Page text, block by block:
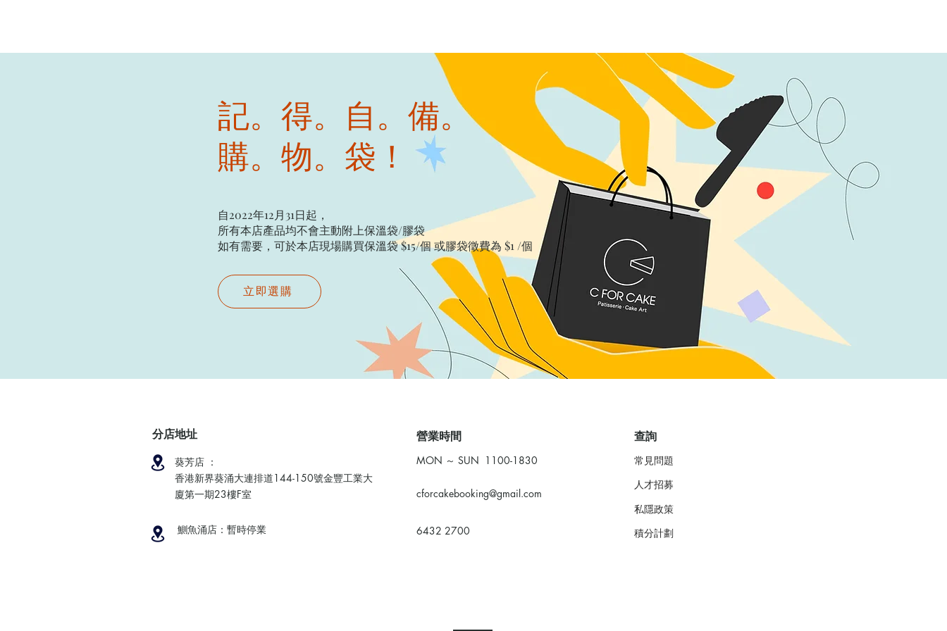
記。得。自。備。
購。物。袋！
自2022年12月31日起，
所有本店產品均不會主動附上保溫袋/膠袋​
如有需要，可於本店現場購買保溫袋 $15/個​ 或膠袋徵費為 $1 /個
立即選購
分店地址
葵芳店 ：
香港新界葵涌大連排道144-150號金豐工業大
廈第一期23樓F室
鰂魚涌店：暫時停業
​營業時間
MON ～ SUN 1100-1830
cforcakebooking@gmail.com
6432 2700
查詢
常見問題
人才招募
私隱政策
​積分計劃